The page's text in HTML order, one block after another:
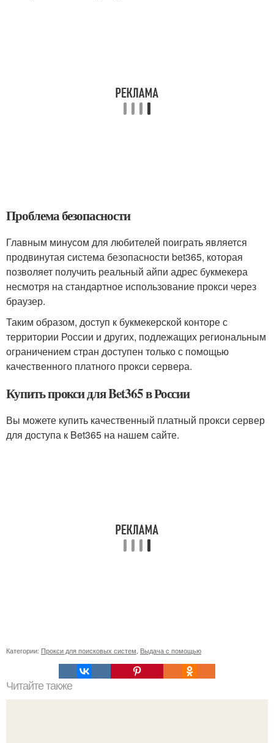
Проблема безопасности
Главным минусом для любителей поиграть является
продвинутая система безопасности bet365, которая
позволяет получить реальный айпи адрес букмекера
несмотря на стандартное использование прокси через
браузер.
Таким образом, доступ к букмекерской конторе с
территории России и других, подлежащих региональным
ограничением стран доступен только с помощью
качественного платного прокси сервера.
Купить прокси для Bet365 в России
Вы можете купить качественный платный прокси сервер
для доступа к Bet365 на нашем сайте.
Категории: Прокси для поисковых систем Выдача с помощью
Читайте также